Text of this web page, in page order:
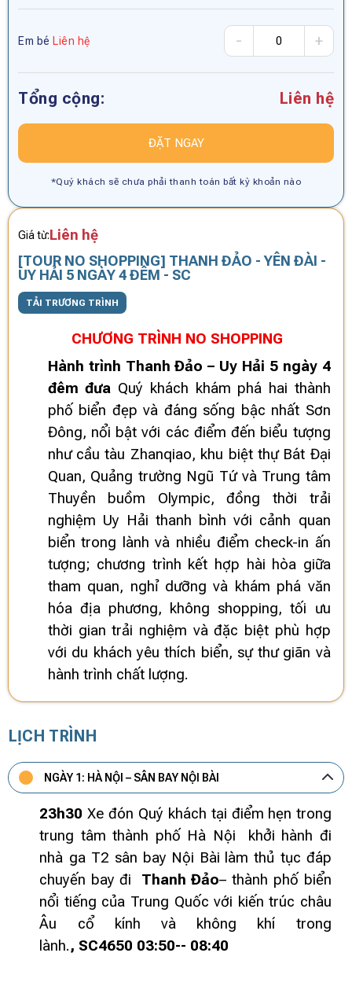
[TOUR NO SHOPPING] THANH ĐẢO - YÊN ĐÀI -
UY HẢI 5 NGÀY 4 ĐÊM - SC
TẢI TRƯƠNG TRÌNH
Giá từ:Liên hệ
CHƯƠNG TRÌNH NO SHOPPING
Hành trình Thanh Đảo – Uy Hải 5 ngày 4
đêm đưa Quý khách khám phá hai thành
phố biển đẹp và đáng sống bậc nhất Sơn
Đông, nổi bật với các điểm đến biểu tượng
như cầu tàu Zhanqiao, khu biệt thự Bát Đại
Quan, Quảng trường Ngũ Tứ và Trung tâm
Thuyền buồm Olympic, đồng thời trải
nghiệm Uy Hải thanh bình với cảnh quan
biển trong lành và nhiều điểm check-in ấn
tượng; chương trình kết hợp hài hòa giữa
tham quan, nghỉ dưỡng và khám phá văn
hóa địa phương, không shopping, tối ưu
thời gian trải nghiệm và đặc biệt phù hợp
với du khách yêu thích biển, sự thư giãn và
hành trình chất lượng.
LỊCH TRÌNH
NGÀY 1: HÀ NỘI – SÂN BAY NỘI BÀI
23h30 Xe đón Quý khách tại điểm hẹn trong
trung tâm thành phố Hà Nội
khởi hành đi
nhà ga T2 sân bay Nội Bài làm thủ tục đáp
chuyến bay đi Thanh Đảo– thành phố biển
nổi tiếng của Trung Quốc với kiến trúc châu
Âu cổ kính và không khí trong
lành., SC4650 03:50-- 08:40
Em bé Liên hệ - +
Tổng cộng: Liên hệ
ĐẶT NGAY
*Quý khách sẽ chưa phải thanh toán bất kỳ khoản nào